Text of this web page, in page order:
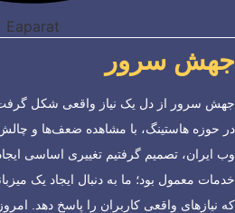
Eaparat
جهش سرور
جهش سرور از دل یک نیاز واقعی شکل
در حوزه هاستینگ، با مشاهده ضعف‌ها و
وب ایران، تصمیم گرفتیم تغییری اساسی
خدمات معمول بود؛ ما به دنبال ایجاد یک
که نیازهای واقعی کاربران را پاسخ دهد.